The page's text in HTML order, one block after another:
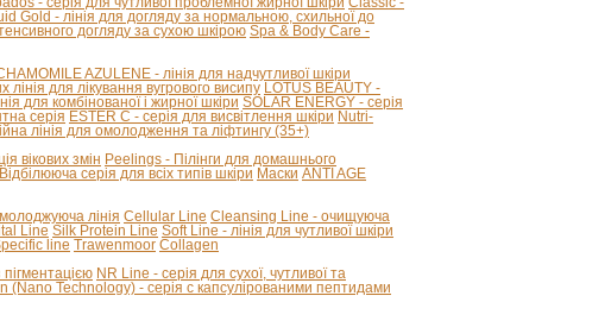
Gold - лінія для догляду за нормальною, схильної до
догляду за сухою шкірою Spa & Body Care -
AZULENE - лінія для надчутливої ​​шкіри
для лікування вугрового висипу LOTUS BEAUTY -
для комбінованої і жирної шкіри SOLAR ENERGY - серія
серія ESTER C - серія для висвітлення шкіри Nutri-
лінія для омолодження та ліфтингу (35+)
вікових змін Peelings - Пілінги для домашнього
серія для всіх типів шкіри Маски ANTI AGE
лінія Cellular Line Cleansing Line - очищуюча
Line Silk Protein Line Soft Line - лінія для чутливої шкіри
line Trawenmoor Collagen
NR Line - серія для сухої, чутливої та
(Nano Technology) - серія с капсулірованими пептидами